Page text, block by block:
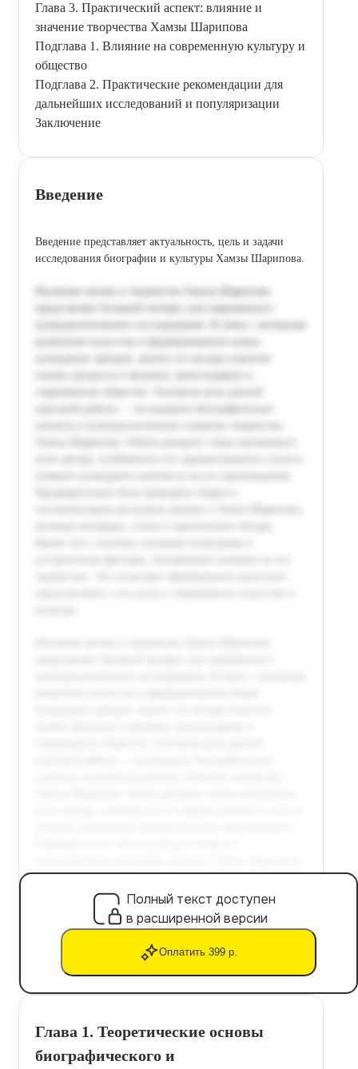
Глава 3. Практический аспект: влияние и
значение творчества Хамзы Шарипова
Подглава 1. Влияние на современную культуру и
общество
Подглава 2. Практические рекомендации для
дальнейших исследований и популяризации
Заключение
Введение
Введение представляет актуальность, цель и задачи
исследования биографии и культуры Хамзы Шарипова.
Полный текст доступен
в расширенной версии
Оплатить 399 р.
Глава 1. Теоретические основы
биографического и